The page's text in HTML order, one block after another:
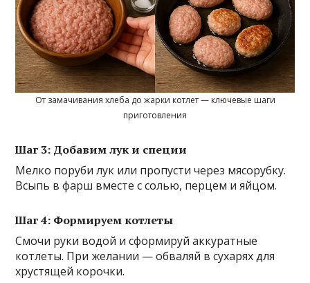
От замачивания хлеба до жарки котлет — ключевые шаги
приготовления
Шаг 3: Добавим лук и специи
Мелко поруби лук или пропусти через мясорубку.
Всыпь в фарш вместе с солью, перцем и яйцом.
Шаг 4: Формируем котлеты
Смочи руки водой и сформируй аккуратные
котлеты. При желании — обваляй в сухарях для
хрустящей корочки.